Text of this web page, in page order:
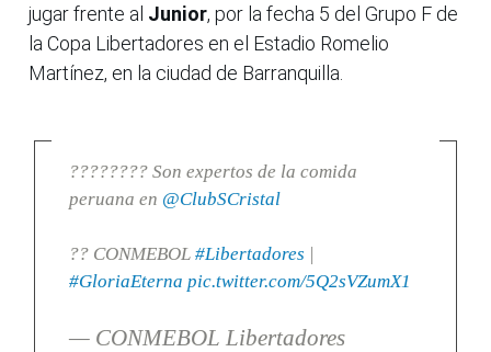
jugar frente al Junior, por la fecha 5 del Grupo F de
la Copa Libertadores en el Estadio Romelio
Martínez, en la ciudad de Barranquilla.
???????? Son expertos de la comida
peruana en @ClubSCristal
?? CONMEBOL #Libertadores |
#GloriaEterna pic.twitter.com/5Q2sVZumX1
— CONMEBOL Libertadores